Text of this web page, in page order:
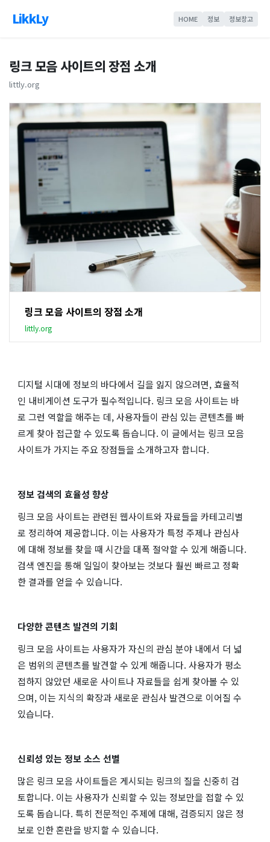
LikkLy HOME 정보 정보창고
링크 모음 사이트의 장점 소개
littly.org
링크 모음 사이트의 장점 소개
littly.org
디지털 시대에 정보의 바다에서 길을 잃지 않으려면, 효율적
인 내비게이션 도구가 필수적입니다. 링크 모음 사이트는 바
로 그런 역할을 해주는 데, 사용자들이 관심 있는 콘텐츠를 빠
르게 찾아 접근할 수 있도록 돕습니다. 이 글에서는 링크 모음
사이트가 가지는 주요 장점들을 소개하고자 합니다.
정보 검색의 효율성 향상
링크 모음 사이트는 관련된 웹사이트와 자료들을 카테고리별
로 정리하여 제공합니다. 이는 사용자가 특정 주제나 관심사
에 대해 정보를 찾을 때 시간을 대폭 절약할 수 있게 해줍니다.
검색 엔진을 통해 일일이 찾아보는 것보다 훨씬 빠르고 정확
한 결과를 얻을 수 있습니다.
다양한 콘텐츠 발견의 기회
링크 모음 사이트는 사용자가 자신의 관심 분야 내에서 더 넓
은 범위의 콘텐츠를 발견할 수 있게 해줍니다. 사용자가 평소
접하지 않았던 새로운 사이트나 자료들을 쉽게 찾아볼 수 있
으며, 이는 지식의 확장과 새로운 관심사 발견으로 이어질 수
있습니다.
신뢰성 있는 정보 소스 선별
많은 링크 모음 사이트들은 게시되는 링크의 질을 신중히 검
토합니다. 이는 사용자가 신뢰할 수 있는 정보만을 접할 수 있
도록 돕습니다. 특히 전문적인 주제에 대해, 검증되지 않은 정
보로 인한 혼란을 방지할 수 있습니다.